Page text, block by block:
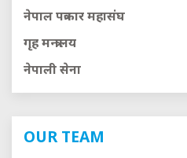
नेपाल पत्रकार महासंघ
गृह मन्त्रालय
नेपाली सेना
OUR TEAM